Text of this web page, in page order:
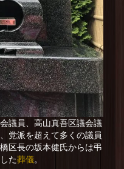
議員、高山真吾区議会議
党派を超えて多くの議員
区長の坂本健氏からは弔
た葬儀。